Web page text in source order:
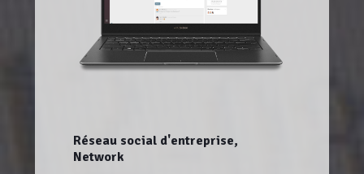
Réseau social d'entreprise,
Network